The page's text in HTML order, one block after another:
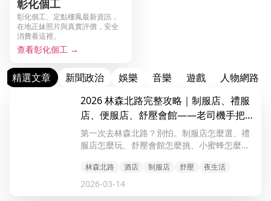
彰化個工
彰化個工、定點樓鳳最新資訊，
在地正妹照片與真實評價，安全
消費看這裡。
查看彰化個工 →
精選文章 新聞政治 娛樂 音樂 遊戲
人物網路
2026 林森北路完整攻略｜制服店、禮服
店、便服店、舒壓會館——老司機手把手
帶你走一遍
第一次去林森北路？別怕。制服店怎麼選、禮
服店怎麼玩、舒壓會館怎麼挑、小蜜蜂怎麼閃
林森北路 酒店 制服店 舒壓 夜生活
2026-03-14